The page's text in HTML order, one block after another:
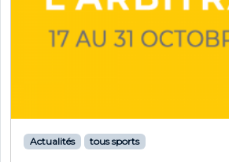
Actualités tous sports